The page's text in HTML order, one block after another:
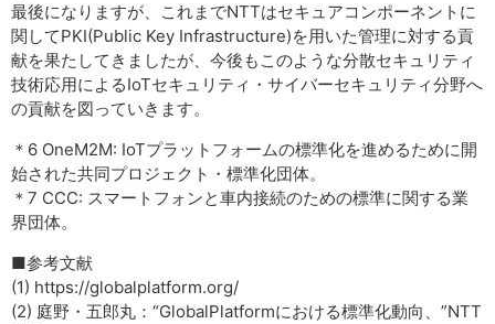
最後になりますが、これまでNTTはセキュアコンポーネントに
関してPKI(Public Key Infrastructure)を用いた管理に対する貢
献を果たしてきましたが、今後もこのような分散セキュリティ
技術応用によるIoTセキュリティ・サイバーセキュリティ分野へ
の貢献を図っていきます。
＊6 OneM2M: IoTプラットフォームの標準化を進めるために開
始された共同プロジェクト・標準化団体。
＊7 CCC: スマートフォンと車内接続のための標準に関する業
界団体。
■参考文献
(1) https://globalplatform.org/
(2) 庭野・五郎丸：“GlobalPlatformにおける標準化動向、”NTT